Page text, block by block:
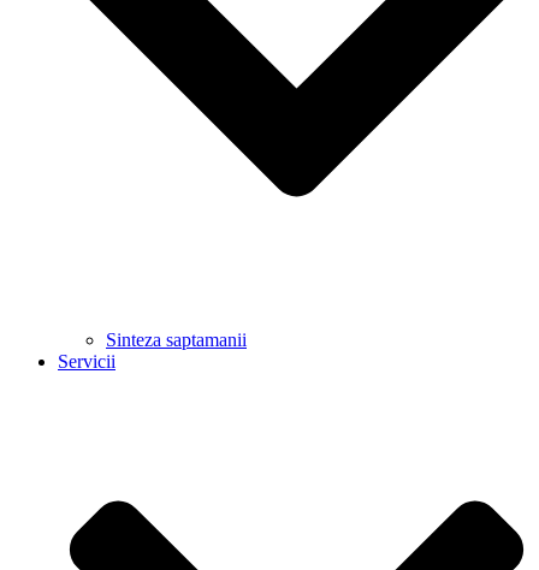
Sinteza saptamanii
Servicii